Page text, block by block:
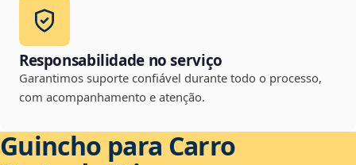
Responsabilidade no serviço
Garantimos suporte confiável durante todo o processo,
com acompanhamento e atenção.
Guincho para Carro